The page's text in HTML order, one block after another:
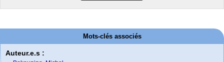
Mots-clés associés
Auteur.e.s :